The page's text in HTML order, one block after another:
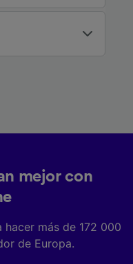
mejor con
más de 172 000
de Europa.